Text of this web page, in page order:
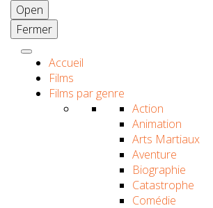
Open
Fermer
Accueil
Films
Films par genre
Action
Animation
Arts Martiaux
Aventure
Biographie
Catastrophe
Comédie